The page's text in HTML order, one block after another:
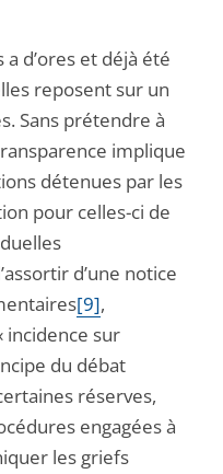
d’ores et déjà été
reposent sur un
Sans prétendre à
implique
détenues par les
pour celles-ci de
d’une notice
[9],
incidence sur
du débat
réserves,
engagées à
les griefs